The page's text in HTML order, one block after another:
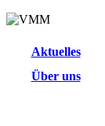
Aktuelles
Über uns